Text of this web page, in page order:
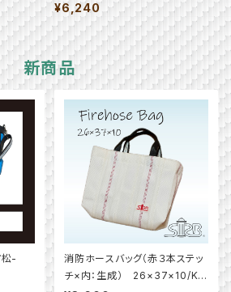
¥6,240
新商品
松-
消防ホースバッグ（赤３本ステッ
チ×内：生成） 26×37×10/K2